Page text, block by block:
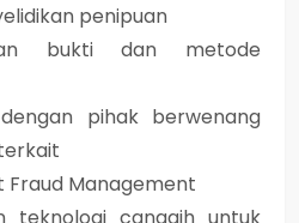
penipuan
bukti dan metode
pihak berwenang
Fraud Management
teknologi canggih untuk